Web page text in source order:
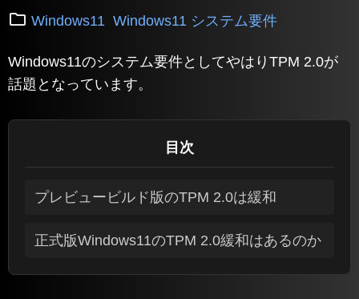
Windows11 Windows11 システム要件
Windows11のシステム要件としてやはりTPM 2.0が
話題となっています。
目次
プレビュービルド版のTPM 2.0は緩和
正式版Windows11のTPM 2.0緩和はあるのか